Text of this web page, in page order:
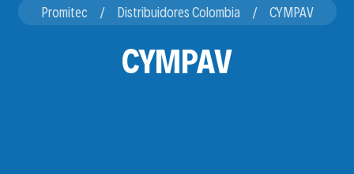
Promitec Distribuidores Colombia CYMPAV
CYMPAV